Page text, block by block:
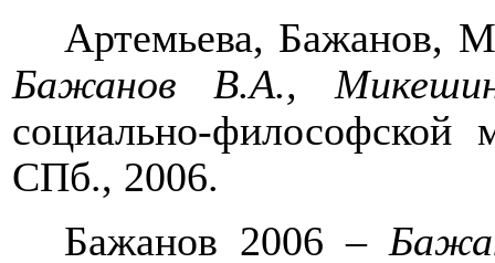
Артемьева, Бажанов,
Бажанов В.А.,
социально-
СПб., 2006.
Бажанов 2006 –